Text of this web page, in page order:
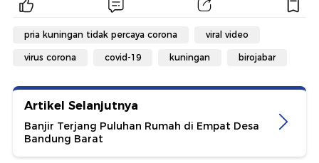
pria kuningan tidak percaya corona viral video
virus corona covid-19 kuningan birojabar
Artikel Selanjutnya
Banjir Terjang Puluhan Rumah di Empat Desa
Bandung Barat